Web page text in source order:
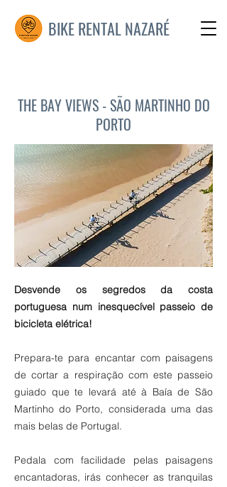
BIKE RENTAL NAZARÉ
THE BAY VIEWS - SÃO MARTINHO DO
PORTO
Desvende os segredos da costa
portuguesa num inesquecível passeio de
bicicleta elétrica!
Prepara-te para encantar com paisagens
de cortar a respiração com este passeio
guiado que te levará até à Baía de São
Martinho do Porto, considerada uma das
mais belas de Portugal.
Pedala com facilidade pelas paisagens
encantadoras, irás conhecer as tranquilas